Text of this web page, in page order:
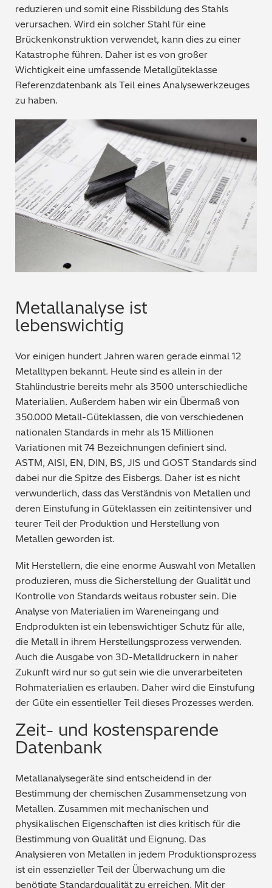
Edelmetalle / Schmuck
Umweltanalyse
Bergbau / Mineralien
Petrochemie / Kraftstoffe
Regulatorische Anforderungen
Allgemein gebräuchliche Chemikalien
Polymere / Kunststoffe
Archäometrie
Automobilindustrie
reduzieren und somit eine Rissbildung des Stahls
verursachen. Wird ein solcher Stahl für eine
Brückenkonstruktion verwendet, kann dies zu einer
Katastrophe führen. Daher ist es von großer
Wichtigkeit eine umfassende Metallgüteklasse
Referenzdatenbank als Teil eines Analysewerkzeuges
zu haben.
Metallanalyse ist
lebenswichtig
Vor einigen hundert Jahren waren gerade einmal 12
Metalltypen bekannt. Heute sind es allein in der
Stahlindustrie bereits mehr als 3500 unterschiedliche
Materialien. Außerdem haben wir ein Übermaß von
350.000 Metall-Güteklassen, die von verschiedenen
nationalen Standards in mehr als 15 Millionen
Variationen mit 74 Bezeichnungen definiert sind.
ASTM, AISI, EN, DIN, BS, JIS und GOST Standards sind
dabei nur die Spitze des Eisbergs. Daher ist es nicht
verwunderlich, dass das Verständnis von Metallen und
deren Einstufung in Güteklassen ein zeitintensiver und
teurer Teil der Produktion und Herstellung von
Metallen geworden ist.
Mit Herstellern, die eine enorme Auswahl von Metallen
produzieren, muss die Sicherstellung der Qualität und
Kontrolle von Standards weitaus robuster sein. Die
Analyse von Materialien im Wareneingang und
Endprodukten ist ein lebenswichtiger Schutz für alle,
die Metall in ihrem Herstellungsprozess verwenden.
Auch die Ausgabe von 3D-Metalldruckern in naher
Zukunft wird nur so gut sein wie die unverarbeiteten
Rohmaterialien es erlauben. Daher wird die Einstufung
der Güte ein essentieller Teil dieses Prozesses werden.
Zeit- und kostensparende
Datenbank
Metallanalysegeräte sind entscheidend in der
Bestimmung der chemischen Zusammensetzung von
Metallen. Zusammen mit mechanischen und
physikalischen Eigenschaften ist dies kritisch für die
Bestimmung von Qualität und Eignung. Das
Analysieren von Metallen in jedem Produktionsprozess
ist ein essenzieller Teil der Überwachung um die
benötigte Standardqualität zu erreichen. Mit der